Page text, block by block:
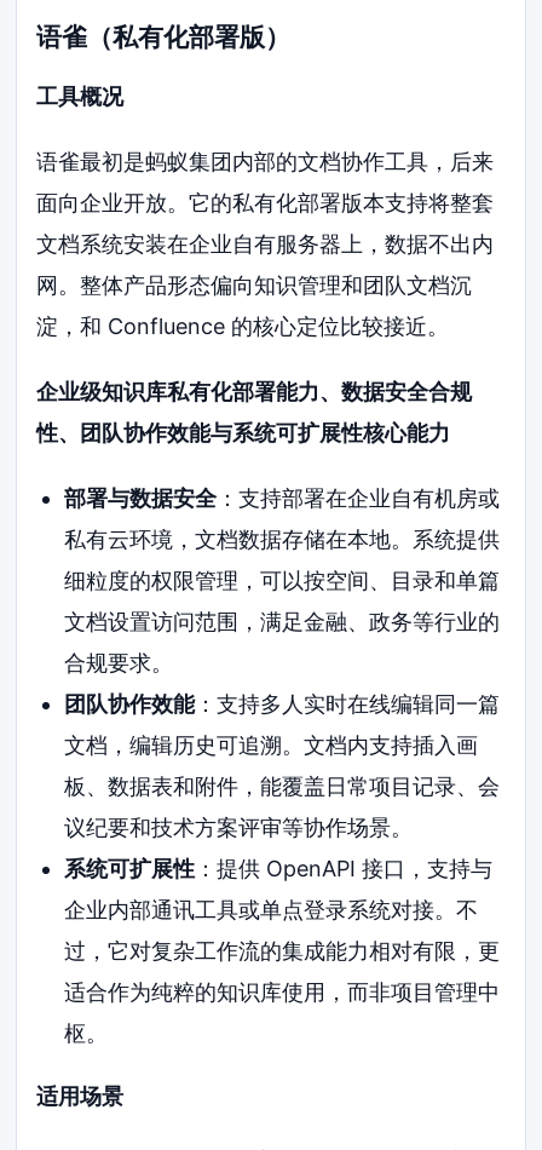
语雀（私有化部署版）
工具概况
语雀最初是蚂蚁集团内部的文档协作工具，后来
面向企业开放。它的私有化部署版本支持将整套
文档系统安装在企业自有服务器上，数据不出内
网。整体产品形态偏向知识管理和团队文档沉
淀，和 Confluence 的核心定位比较接近。
企业级知识库私有化部署能力、数据安全合规
性、团队协作效能与系统可扩展性核心能力
部署与数据安全：支持部署在企业自有机房或
私有云环境，文档数据存储在本地。系统提供
细粒度的权限管理，可以按空间、目录和单篇
文档设置访问范围，满足金融、政务等行业的
合规要求。
团队协作效能：支持多人实时在线编辑同一篇
文档，编辑历史可追溯。文档内支持插入画
板、数据表和附件，能覆盖日常项目记录、会
议纪要和技术方案评审等协作场景。
系统可扩展性：提供 OpenAPI 接口，支持与
企业内部通讯工具或单点登录系统对接。不
过，它对复杂工作流的集成能力相对有限，更
适合作为纯粹的知识库使用，而非项目管理中
枢。
适用场景